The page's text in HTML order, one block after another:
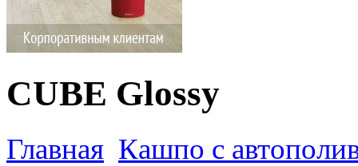
CUBE Glossy
Главная Кашпо с